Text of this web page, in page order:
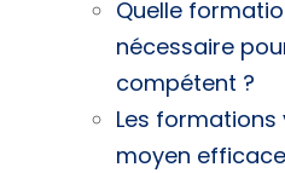
Quelle
nécessaire
compétent ?
Les
moyen